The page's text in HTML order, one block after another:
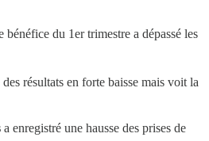
bénéfice du 1er trimestre a dépassé les
résultats en forte baisse mais voit la
a enregistré une hausse des prises de